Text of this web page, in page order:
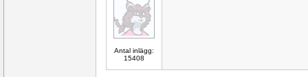
Antal inlägg:
15408